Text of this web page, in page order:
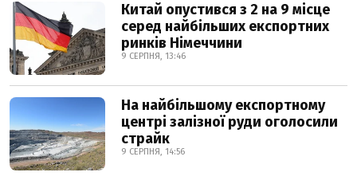
Китай опустився з 2 на 9 місце
серед найбільших експортних
ринків Німеччини
9 СЕРПНЯ, 13:46
На найбільшому експортному
центрі залізної руди оголосили
страйк
9 СЕРПНЯ, 14:56